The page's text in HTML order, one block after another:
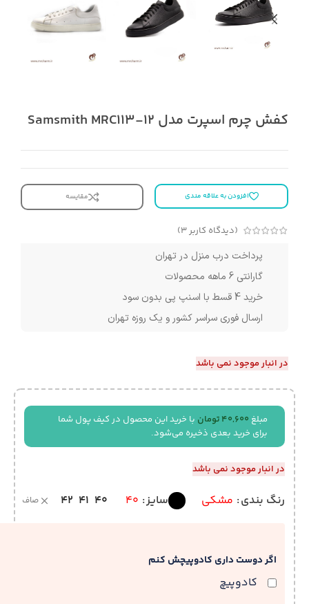
کفش چرم اسپرت مدل Samsmith MRC113-12
افزودن به علاقه مندی مقایسه
(دیدگاه کاربر3
)
پرداخت درب منزل در تهران
گارانتی 6 ماهه محصولات
خرید 4 قسط با اسنپ پی بدون سود
ارسال فوری سراسر کشور و یک روزه تهران
در انبار موجود نمی باشد
مبلغ 40,600 تومان با خرید این محصول در کیف پول شما
برای خرید بعدی ذخیره می‌شود.
در انبار موجود نمی باشد
رنگ بندی مشکی سایز 40
40
41
42 صاف
اگر دوست داری کادوپیچش کنم
کادوپیچ